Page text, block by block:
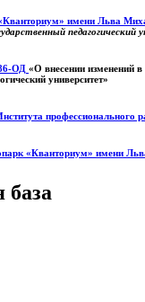
имени Льва
педагогический
ОД «О внесении изменений
университет»
«Кванториум» имени
база